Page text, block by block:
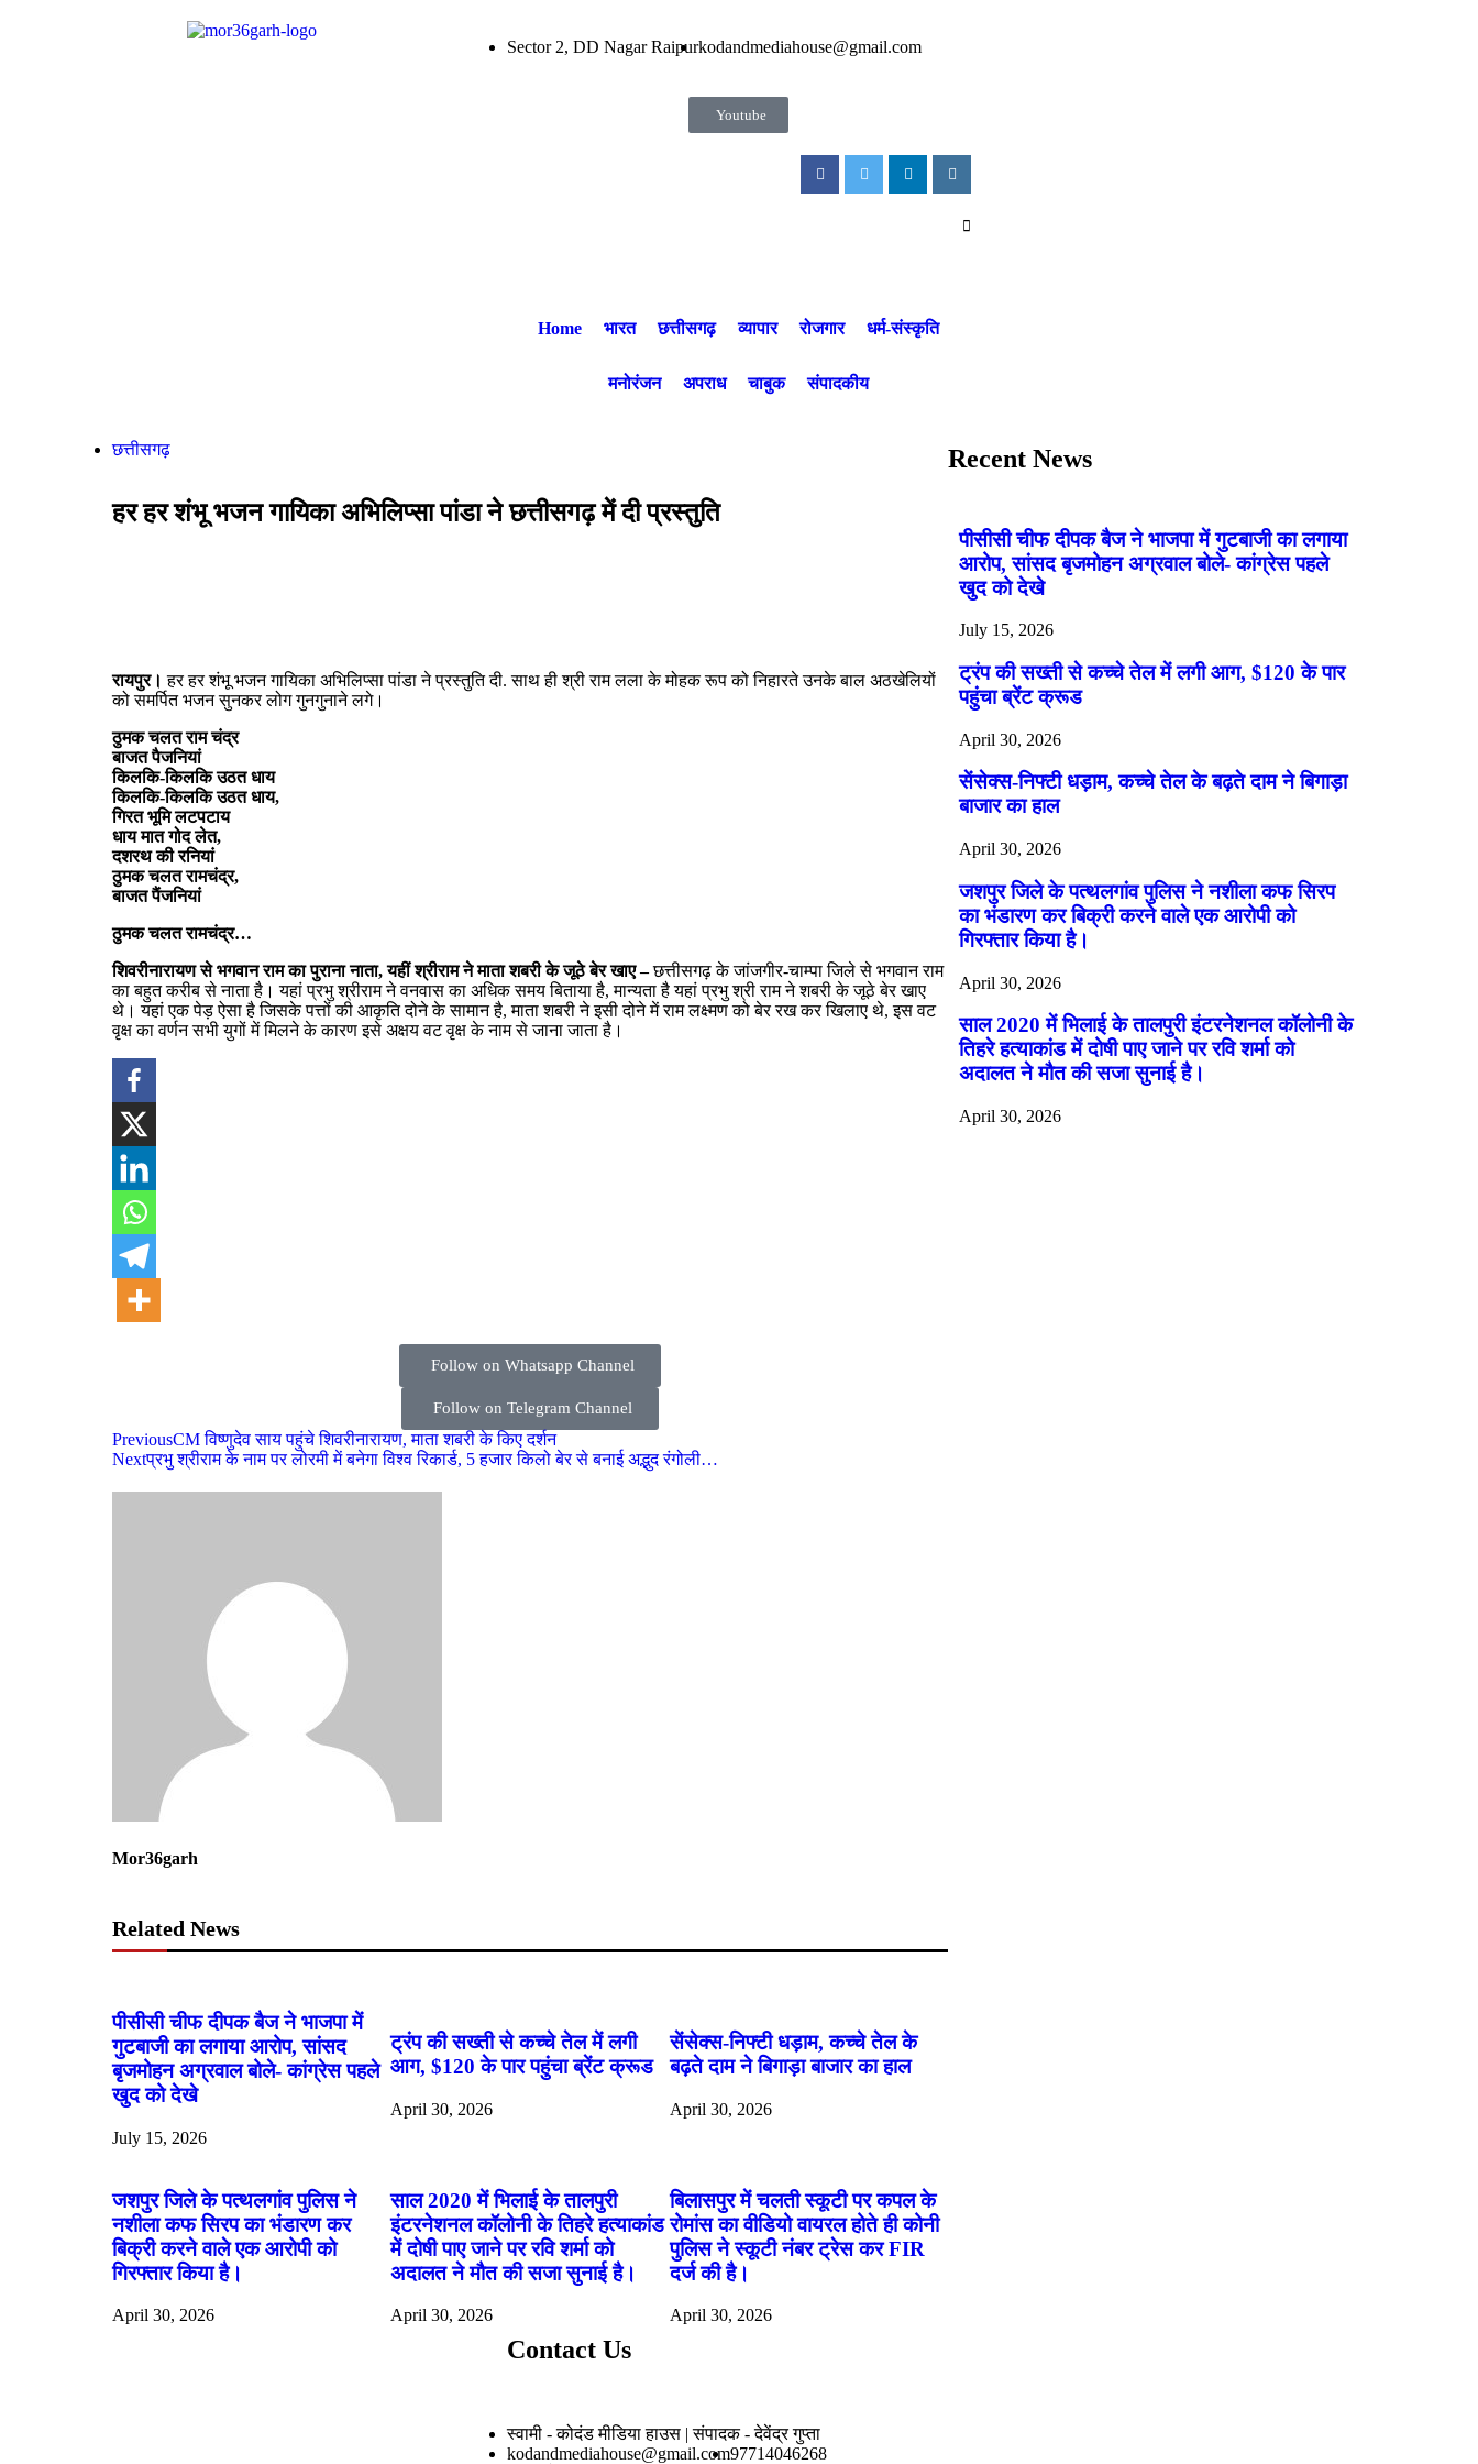
Sector 2, DD Nagar Raipurkodandmediahouse@gmail.com
Youtube
Home भारत छत्तीसगढ़ व्यापार रोजगार धर्म-संस्कृति
मनोरंजन अपराध चाबुक संपादकीय
छत्तीसगढ़
हर हर शंभू भजन गायिका अभिलिप्सा पांडा ने छत्तीसगढ़ में दी प्रस्तुति
रायपुर। हर हर शंभू भजन गायिका अभिलिप्सा पांडा ने प्रस्तुति दी. साथ ही श्री राम लला के मोहक रूप को निहारते उनके बाल अठखेलियों
को समर्पित भजन सुनकर लोग गुनगुनाने लगे।
ठुमक चलत राम चंद्र
बाजत पैजनियां
किलकि-किलकि उठत धाय
किलकि-किलकि उठत धाय,
गिरत भूमि लटपटाय
धाय मात गोद लेत,
दशरथ की रनियां
ठुमक चलत रामचंद्र,
बाजत पैंजनियां
ठुमक चलत रामचंद्र…
शिवरीनारायण से भगवान राम का पुराना नाता, यहीं श्रीराम ने माता शबरी के जूठे बेर खाए –छत्तीसगढ़ के जांजगीर-चाम्पा जिले से भगवान राम
का बहुत करीब से नाता है। यहां प्रभु श्रीराम ने वनवास का अधिक समय बिताया है, मान्यता है यहां प्रभु श्री राम ने शबरी के जूठे बेर खाए
थे। यहां एक पेड़ ऐसा है जिसके पत्तों की आकृति दोने के सामान है, माता शबरी ने इसी दोने में राम लक्ष्मण को बेर रख कर खिलाए थे, इस वट
वृक्ष का वर्णन सभी युगों में मिलने के कारण इसे अक्षय वट वृक्ष के नाम से जाना जाता है।
Follow on Whatsapp Channel
Follow on Telegram Channel
PreviousCM विष्णुदेव साय पहुंचे शिवरीनारायण, माता शबरी के किए दर्शन
Nextप्रभु श्रीराम के नाम पर लोरमी में बनेगा विश्व रिकार्ड, 5 हजार किलो बेर से बनाई अद्भुद रंगोली…
Mor36garh
Related News
पीसीसी चीफ दीपक बैज ने भाजपा में
गुटबाजी का लगाया आरोप, सांसद
बृजमोहन अग्रवाल बोले- कांग्रेस पहले
खुद को देखे
July 15, 2026
ट्रंप की सख्ती से कच्चे तेल में लगी
आग, $120 के पार पहुंचा ब्रेंट क्रूड
April 30, 2026
सेंसेक्स-निफ्टी धड़ाम, कच्चे तेल के
बढ़ते दाम ने बिगाड़ा बाजार का हाल
April 30, 2026
जशपुर जिले के पत्थलगांव पुलिस ने
नशीला कफ सिरप का भंडारण कर
बिक्री करने वाले एक आरोपी को
गिरफ्तार किया है।
April 30, 2026
साल 2020 में भिलाई के तालपुरी
इंटरनेशनल कॉलोनी के तिहरे हत्याकांड
में दोषी पाए जाने पर रवि शर्मा को
अदालत ने मौत की सजा सुनाई है।
April 30, 2026
बिलासपुर में चलती स्कूटी पर कपल के
रोमांस का वीडियो वायरल होते ही कोनी
पुलिस ने स्कूटी नंबर ट्रेस कर FIR
दर्ज की है।
April 30, 2026
Recent News
पीसीसी चीफ दीपक बैज ने भाजपा में गुटबाजी का लगाया
आरोप, सांसद बृजमोहन अग्रवाल बोले- कांग्रेस पहले
खुद को देखे
July 15, 2026
ट्रंप की सख्ती से कच्चे तेल में लगी आग, $120 के पार
पहुंचा ब्रेंट क्रूड
April 30, 2026
सेंसेक्स-निफ्टी धड़ाम, कच्चे तेल के बढ़ते दाम ने बिगाड़ा
बाजार का हाल
April 30, 2026
जशपुर जिले के पत्थलगांव पुलिस ने नशीला कफ सिरप
का भंडारण कर बिक्री करने वाले एक आरोपी को
गिरफ्तार किया है।
April 30, 2026
साल 2020 में भिलाई के तालपुरी इंटरनेशनल कॉलोनी के
तिहरे हत्याकांड में दोषी पाए जाने पर रवि शर्मा को
अदालत ने मौत की सजा सुनाई है।
April 30, 2026
Contact Us
स्वामी - कोदंड मीडिया हाउस | संपादक - देवेंद्र गुप्ता
kodandmediahouse@gmail.com97714046268